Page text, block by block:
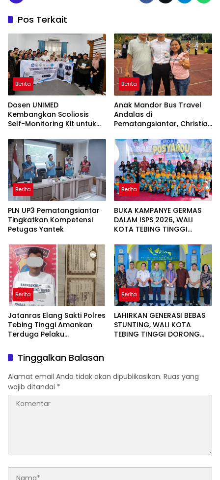
Pos Terkait
Berita
Dosen UNIMED
Kembangkan Scoliosis
Self-Monitoring Kit untuk
Mandiri Pasien Scoliosis
Berita
Anak Mandor Bus Travel
Andalas di
Pematangsiantar, Christian
AD 2026
Berita
PLN UP3 Pematangsiantar
Tingkatkan Kompetensi
Petugas Yantek
Berita
BUKA KAMPANYE GERMAS
DALAM ISPS 2026, WALI
KOTA TEBING TINGGI
STUNTING
Berita
Jatanras Elang Sakti Polres
Tebing Tinggi Amankan
Terduga Pelaku
Motor
Berita
LAHIRKAN GENERASI BEBAS
STUNTING, WALI KOTA
TEBING TINGGI DORONG
Tinggalkan Balasan
Alamat email Anda tidak akan dipublikasikan. Ruas yang
wajib ditandai *